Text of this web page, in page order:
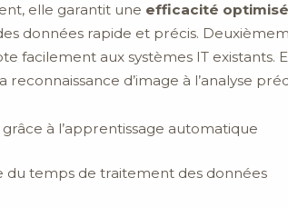
elle garantit une efficacité
données rapide et précis.
facilement aux systèmes IT existants.
reconnaissance d’image à l’analyse
à l’apprentissage automatique
du temps de traitement des données